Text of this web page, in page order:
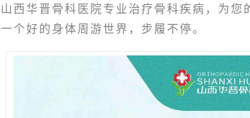
山西华晋骨科医院专业治疗骨科疾病，为
一个好的身体周游世界，步履不停。